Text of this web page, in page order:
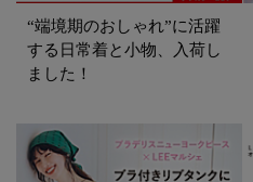
“端境期のおしゃれ”に活躍
する日常着と小物、入荷し
ました！